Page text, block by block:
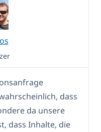
dass
da unsere
dass Inhalte, die